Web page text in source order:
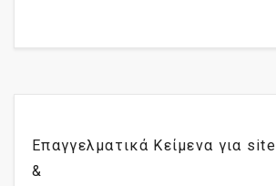
Επαγγελματικά Κείμενα για site
&